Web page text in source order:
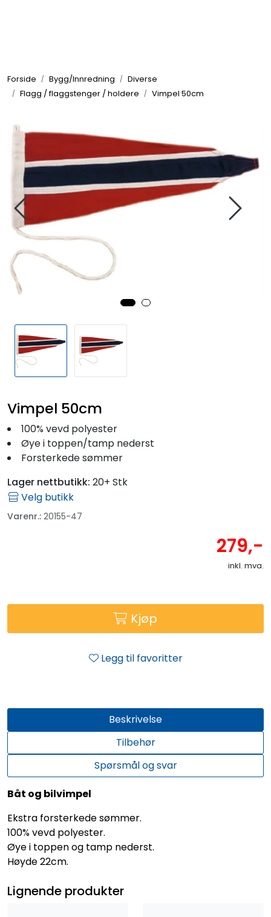
Forside Bygg/Innredning
Diverse
Flagg / flaggstenger / holdere
Vimpel 50cm
Vimpel 50cm
100% vevd polyester
Øye i toppen/tamp nederst
Forsterkede sømmer
Lager nettbutikk: 20+ Stk
Velg butikk
Varenr.: 20155-47
279,-
inkl. mva.
Kjøp
Legg til favoritter
Beskrivelse
Tilbehør
Spørsmål og svar
Båt og bilvimpel
Ekstra forsterkede sømmer.
100% vevd polyester.
Øye i toppen og tamp nederst.
Høyde 22cm.
Lignende produkter
Elektrisk
Komfort
VVS
Motor/Styring
Fortøyning
Båtpleie/Opplag
Outlet
Kampanje